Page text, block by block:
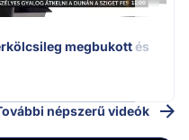
megbukott és
népszerű videók